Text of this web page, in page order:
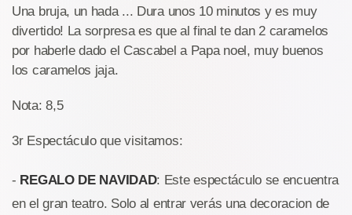
Una bruja, un hada ... Dura unos 10 minutos y es muy
divertido! La sorpresa es que al final te dan 2 caramelos
por haberle dado el Cascabel a Papa noel, muy buenos
los caramelos jaja.
Nota: 8,5
3r Espectáculo que visitamos:
- REGALO DE NAVIDAD: Este espectáculo se encuentra
en el gran teatro. Solo al entrar verás una decoracion de